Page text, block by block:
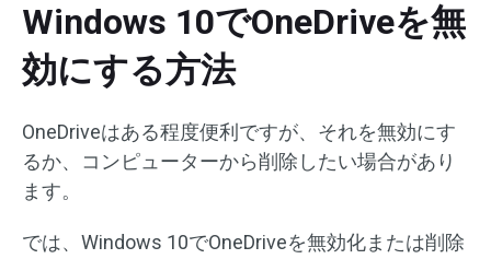
Windows 10でOneDriveを無
効にする方法
OneDriveはある程度便利ですが、それを無効にす
るか、コンピューターから削除したい場合があり
ます。
では、Windows 10でOneDriveを無効化または削除